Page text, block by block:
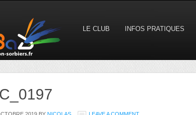
LE CLUB INFOS PRATIQUES